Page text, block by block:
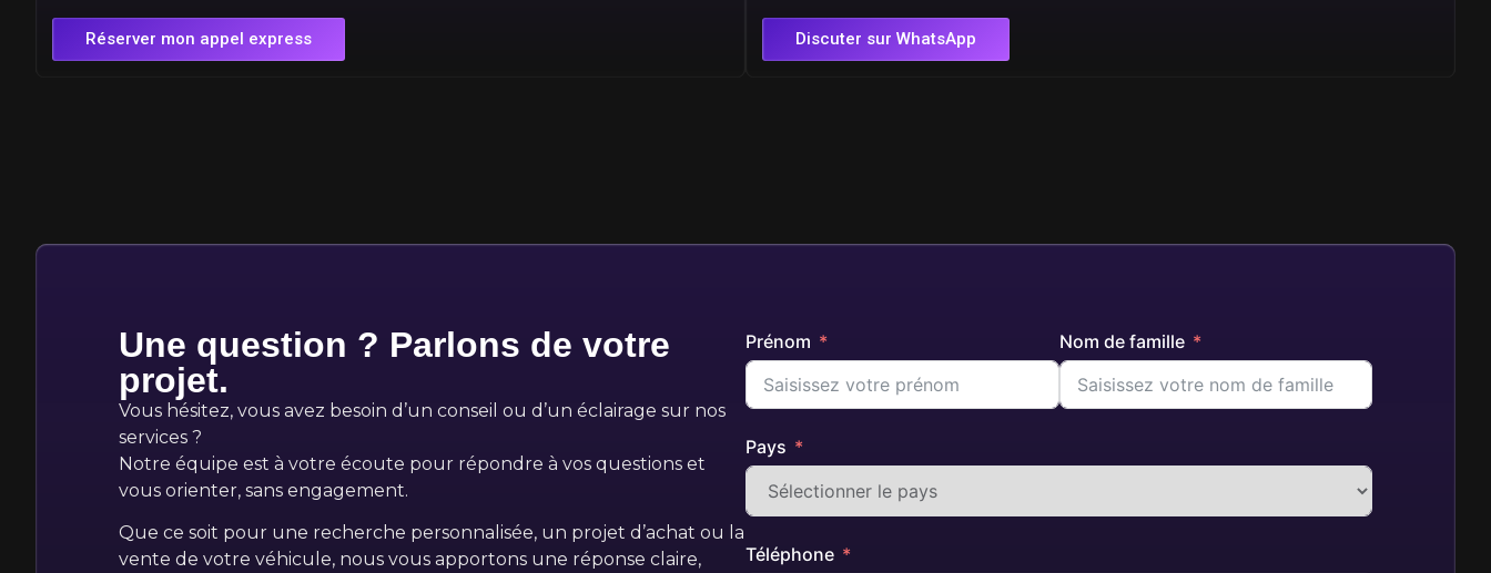
Réserver mon appel express Discuter sur WhatsApp
Une question ? Parlons de votre
projet.
Vous hésitez, vous avez besoin d’un conseil ou d’un éclairage sur nos
services ?
Notre équipe est à votre écoute pour répondre à vos questions et
vous orienter, sans engagement.
Que ce soit pour une recherche personnalisée, un projet d’achat ou la
vente de votre véhicule, nous vous apportons une réponse claire,
Prénom Nom de famille
Pays
Téléphone